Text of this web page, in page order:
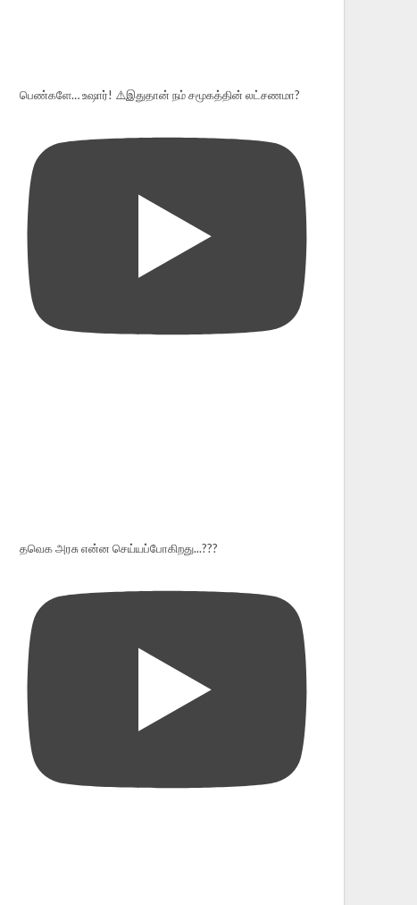
பெண்களே… உஷார்! ⚠️இதுதான் நம் சமூகத்தின் லட்சணமா?
தவெக அரசு என்ன செய்யப்போகிறது...???